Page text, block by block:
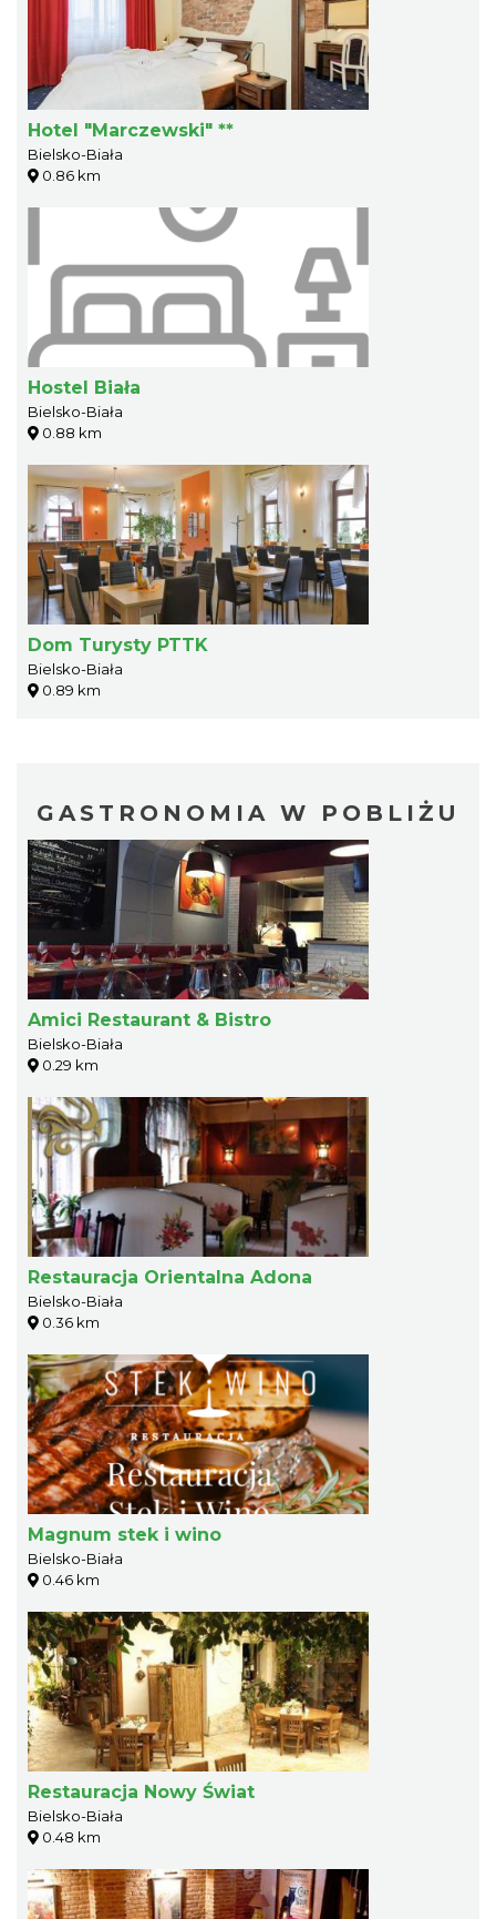
Hotel "Marczewski" **
Bielsko-Biała
0.86 km
Hostel Biała
Bielsko-Biała
0.88 km
Dom Turysty PTTK
Bielsko-Biała
0.89 km
GASTRONOMIA W POBLIŻU
Amici Restaurant & Bistro
Bielsko-Biała
0.29 km
Restauracja Orientalna Adona
Bielsko-Biała
0.36 km
Magnum stek i wino
Bielsko-Biała
0.46 km
Restauracja Nowy Świat
Bielsko-Biała
0.48 km